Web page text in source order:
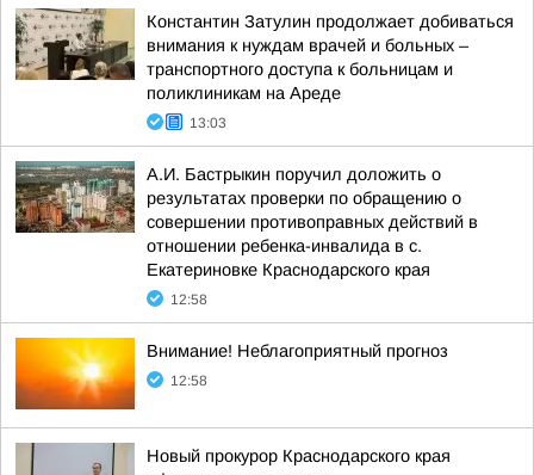
Константин Затулин продолжает добиваться
внимания к нуждам врачей и больных –
транспортного доступа к больницам и
поликлиникам на Ареде
13:03
А.И. Бастрыкин поручил доложить о
результатах проверки по обращению о
совершении противоправных действий в
отношении ребенка-инвалида в с.
Екатериновке Краснодарского края
12:58
Внимание! Неблагоприятный прогноз
12:58
Новый прокурор Краснодарского края